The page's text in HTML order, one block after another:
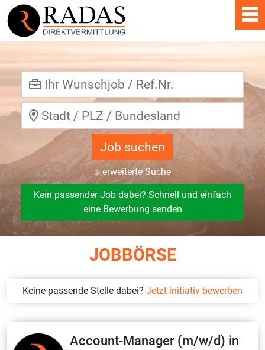
Job suchen
erweiterte Suche
Kein passender Job dabei? Schnell und einfach
eine Bewerbung senden
JOBBÖRSE
Keine passende Stelle dabei? Jetzt initiativ bewerben
Account-Manager (m/w/d) in